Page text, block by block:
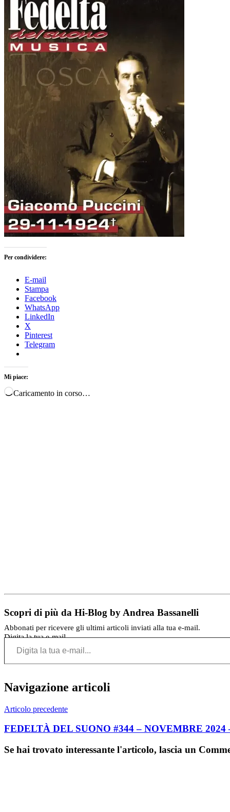
Per condividere:
E-mail
Stampa
Facebook
WhatsApp
LinkedIn
X
Pinterest
Telegram
Mi piace:
Caricamento in corso…
Scopri di più da Hi-Blog by Andrea Bassanelli
Abbonati per ricevere gli ultimi articoli inviati alla tua e-mail.
Digita la tua e-mail...
Navigazione articoli
Articolo precedente
FEDELTÀ DEL SUONO #344 – NOVEMBRE
Se hai trovato interessante l'articolo, lascia un